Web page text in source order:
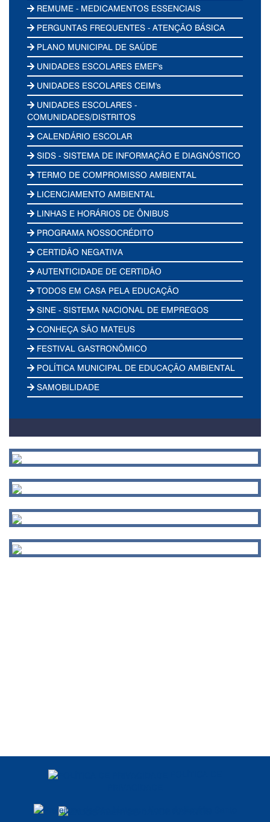
REMUME - MEDICAMENTOS ESSENCIAIS
PERGUNTAS FREQUENTES - ATENÇÃO BÁSICA
PLANO MUNICIPAL DE SAÚDE
UNIDADES ESCOLARES EMEF's
UNIDADES ESCOLARES CEIM's
UNIDADES ESCOLARES -
COMUNIDADES/DISTRITOS
CALENDÁRIO ESCOLAR
SIDS - SISTEMA DE INFORMAÇÃO E DIAGNÓSTICO
TERMO DE COMPROMISSO AMBIENTAL
LICENCIAMENTO AMBIENTAL
LINHAS E HORÁRIOS DE ÔNIBUS
PROGRAMA NOSSOCRÉDITO
CERTIDÃO NEGATIVA
AUTENTICIDADE DE CERTIDÃO
TODOS EM CASA PELA EDUCAÇÃO
SINE - SISTEMA NACIONAL DE EMPREGOS
CONHEÇA SÃO MATEUS
FESTIVAL GASTRONÔMICO
POLÍTICA MUNICIPAL DE EDUCAÇÃO AMBIENTAL
SAMOBILIDADE